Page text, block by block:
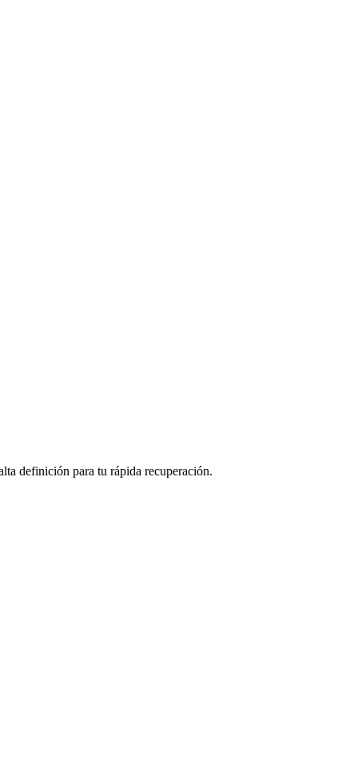
definición para tu rápida recuperación.